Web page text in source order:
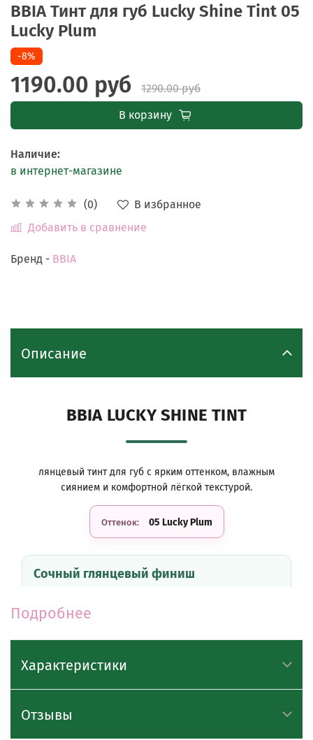
BBIA Тинт для губ Lucky Shine Tint 05
Lucky Plum
(0)
В избранное
Добавить в сравнение
-8%
1190.00 руб
1290.00 руб
В корзину
Наличие:
в интернет-магазине
Бренд - BBIA
Описание
BBIA LUCKY SHINE TINT
лянцевый тинт для губ с ярким оттенком, влажным
сиянием и комфортной лёгкой текстурой.
Оттенок: 05 Lucky Plum
Сочный глянцевый финиш
визуально делает их более гладкими и ухоженными.
Средство равномерно распределяется по губам, не
Подробнее
Характеристики
Отзывы